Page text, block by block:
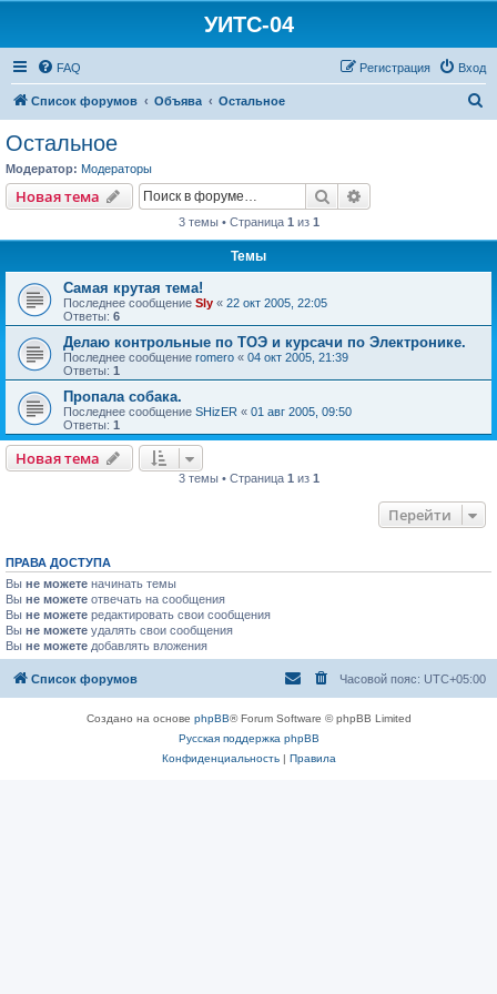
УИТС-04
FAQ Вход
Регистрация
Список форумов Объява Остальное
Остальное
Модератор: Модераторы
Новая тема Поиск
3 темы • Страница 1 из 1
Темы
Самая крутая тема!
Последнее сообщение Sly « 22 окт 2005, 22:05
Ответы: 6
Делаю контрольные по ТОЭ и курсачи по Электронике.
Последнее сообщение romero « 04 окт 2005, 21:39
Ответы: 1
Пропала собака.
Последнее сообщение SHizER « 01 авг 2005, 09:50
Ответы: 1
Новая тема
3 темы • Страница 1 из 1
Перейти
ПРАВА ДОСТУПА
Вы не можете начинать темы
Вы не можете отвечать на сообщения
Вы не можете редактировать свои сообщения
Вы не можете удалять свои сообщения
Вы не можете добавлять вложения
Список форумов Часовой пояс: UTC+05:00
Создано на основе phpBB® Forum Software © phpBB Limited
Русская поддержка phpBB
Конфиденциальность| Правила